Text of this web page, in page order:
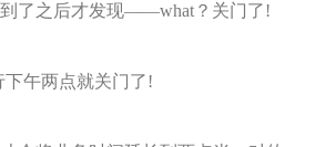
了之后才发现——what？关门了!
午两点就关门了!